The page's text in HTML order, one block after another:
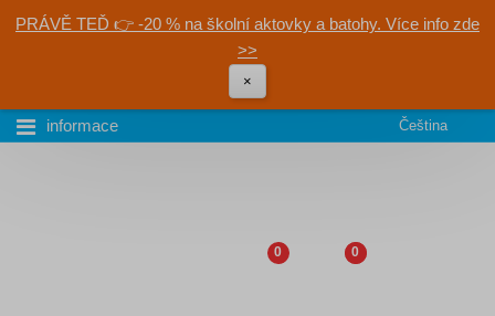
PRÁVĚ TEĎ 👉 -20 % na školní aktovky a batohy. Více info zde
>>
×
informace Čeština
0 0